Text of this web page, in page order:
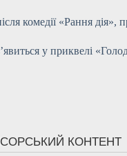
комедії «Рання
у приквелі